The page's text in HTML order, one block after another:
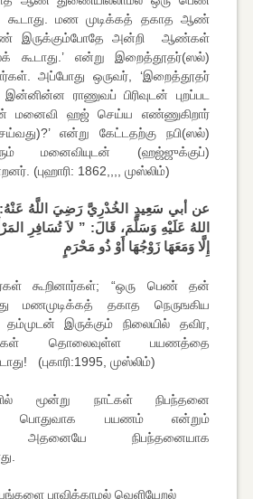
மண முடிக்கத் தகாத ஆண்
இருக்கும்போதே அன்றி ஆண்கள்
கூடாது.’ என்று இறைத்தூதர்(ஸல்)
அப்போது ஒருவர், ‘இறைத்தூதர்
ராணுவப் பிரிவுடன் புறப்பட
மனைவி ஹஜ் செய்ய எண்ணுகிறார்
என்று கேட்டதற்கு நபி(ஸல்)
மனைவியுடன் (ஹஜ்ஜுக்குப்)
(புஹாரி: 1862,,,, முஸ்லிம்)
عن أبي سَعِيدٍ الخُدْرِيَّ رَضِيَ اللَّهُ
اللهُ عَلَيْهِ وَسَلَّمَ، قَالَ: ” لاَ تُسَافِرِ
إِلَّا وَمَعَهَا زَوْجُهَا أَوْ ذُو مَحْرَمٍ
கூறினார்கள்; “ஒரு பெண் தன்
தகாத நெருஙகிய
இருக்கும் நிலையில் தவிர,
தொலைவுள்ள பயணத்தை
(புகாரி:1995, முஸ்லிம்)
மூன்று நாட்கள் நிபந்தனை
பொதுவாக பயணம் என்றும்
அதனையே நிபந்தனையாக
பாவிக்காமல் வெளியேறல்